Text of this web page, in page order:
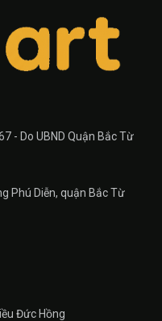
- Do UBND Quận Bắc Từ
Phú Diễn, quận Bắc Từ
Đức Hồng